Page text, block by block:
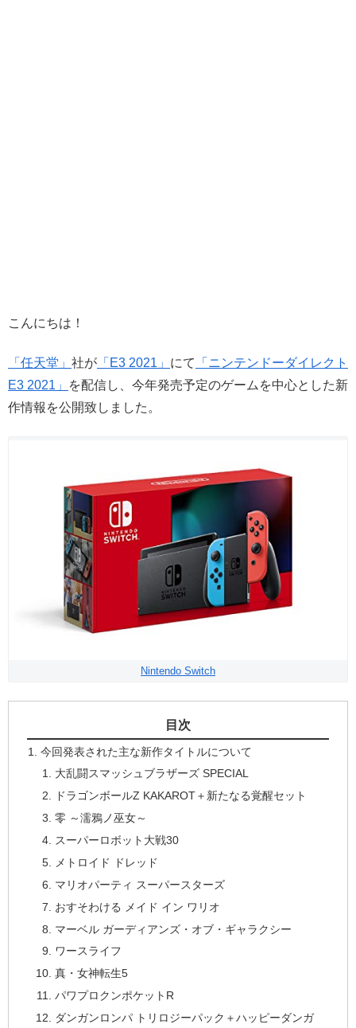
こんにちは！
「任天堂」 社が 「E3 2021」 にて
「ニンテンドーダイレクト
E3 2021」
を配信し、今年発売予定のゲームを中心とした新
作情報を公開致しました。
Nintendo Switch
目次
今回発表された主な新作タイトルについて
大乱闘スマッシュブラザーズ SPECIAL
ドラゴンボールZ KAKAROT＋新たなる覚醒セット
零 ～濡鴉ノ巫女～
スーパーロボット大戦30
メトロイド ドレッド
マリオパーティ スーパースターズ
おすそわける メイド イン ワリオ
マーベル ガーディアンズ・オブ・ギャラクシー
ワースライフ
真・女神転生5
パワプロクンポケットR
ダンガンロンパ トリロジーパック＋ハッピーダンガ